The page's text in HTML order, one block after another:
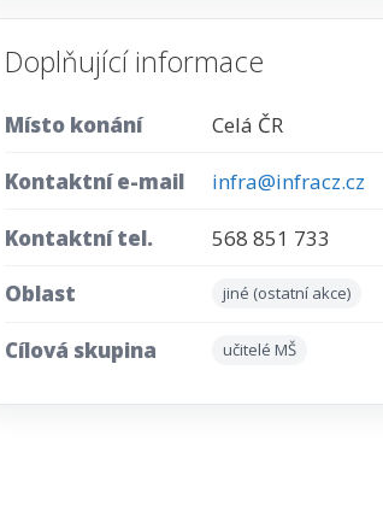
Doplňující informace
Místo konání Celá ČR
Kontaktní e-mail infra@infracz.cz
Kontaktní tel. 568 851 733
Oblast jiné (ostatní akce)
Cílová skupina učitelé MŠ